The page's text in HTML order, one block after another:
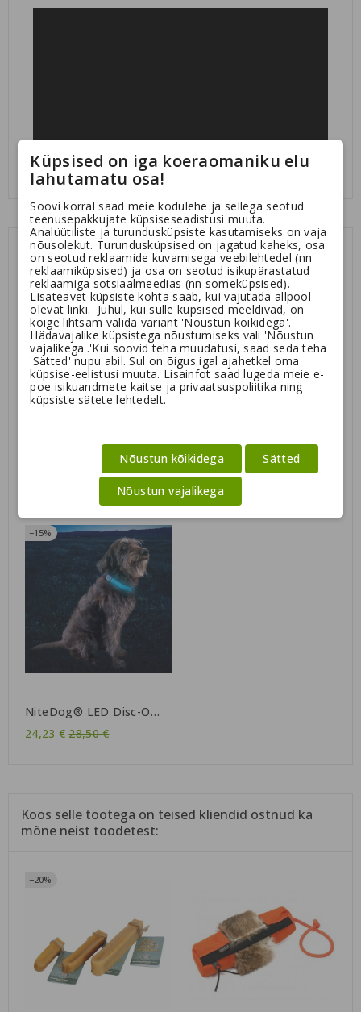
Siia juurde sobiks veel:
NiteHowl Led DiscO
helendav kaelavõru
SpotLit DiscO led vilkur
9,95 €
−15%
NiteDog® LED Disc-O
kate kaelarihmale (laetav)
24,23 € Tavahind
28,50 €
Koos selle tootega on teised kliendid ostnud ka
mõne neist toodetest:
−20%
Küpsised on iga koeraomaniku elu
lahutamatu osa!
Soovi korral saad meie kodulehe ja sellega seotud
teenusepakkujate küpsiseseadistusi muuta.
Analüütiliste ja turundusküpsiste kasutamiseks on vaja
nõusolekut. Turundusküpsised on jagatud kaheks, osa
on seotud reklaamide kuvamisega veebilehtedel (nn
reklaamiküpsised) ja osa on seotud isikupärastatud
reklaamiga sotsiaalmeedias (nn someküpsised).
Lisateavet küpsiste kohta saab, kui vajutada allpool
olevat linki. Juhul, kui sulle küpsised meeldivad, on
kõige lihtsam valida variant 'Nõustun kõikidega'.
Hädavajalike küpsistega nõustumiseks vali 'Nõustun
vajalikega'.'Kui soovid teha muudatusi, saad seda teha
'Sätted' nupu abil. Sul on õigus igal ajahetkel oma
küpsise-eelistusi muuta. Lisainfot saad lugeda meie e-
poe isikuandmete kaitse ja privaatsuspoliitika ning
küpsiste sätete lehtedelt.
Sätted
Nõustun kõikidega
Nõustun vajalikega